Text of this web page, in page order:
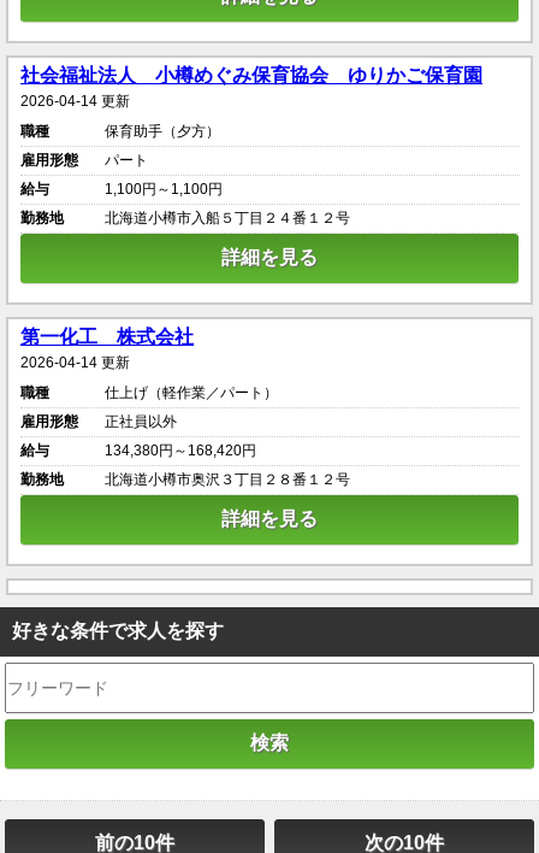
社会福祉法人 小樽めぐみ保育協会 ゆりかご保育園
2026-04-14 更新
職種
保育助手（夕方）
雇用形態
パート
給与
1,100円～1,100円
勤務地
北海道小樽市入船５丁目２４番１２号
詳細を見る
第一化工 株式会社
2026-04-14 更新
職種
仕上げ（軽作業／パート）
雇用形態
正社員以外
給与
134,380円～168,420円
勤務地
北海道小樽市奥沢３丁目２８番１２号
詳細を見る
好きな条件で求人を探す
前の10件 次の10件